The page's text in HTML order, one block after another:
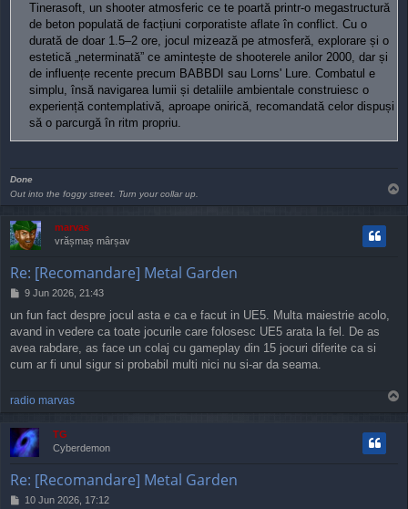
Tinerasoft, un shooter atmosferic ce te poartă printr-o megastructură
de beton populată de facțiuni corporatiste aflate în conflict. Cu o
durată de doar 1.5–2 ore, jocul mizează pe atmosferă, explorare și o
estetică „neterminată” ce amintește de shooterele anilor 2000, dar și
de influențe recente precum BABBDI sau Lorns' Lure. Combatul e
simplu, însă navigarea lumii și detaliile ambientale construiesc o
experiență contemplativă, aproape onirică, recomandată celor dispuși
să o parcurgă în ritm propriu.
Done
Out into the foggy street. Turn your collar up.
o
marvas
vrășmaș mârșav
Re: [Recomandare] Metal Garden
P
s
t
9 Jun 2026, 21:43
un fun fact despre jocul asta e ca e facut in UE5. Multa maiestrie acolo,
avand in vedere ca toate jocurile care folosesc UE5 arata la fel. De as
avea rabdare, as face un colaj cu gameplay din 15 jocuri diferite ca si
cum ar fi unul sigur si probabil multi nici nu si-ar da seama.
radio marvas
TG
Cyberdemon
Re: [Recomandare] Metal Garden
P10 Jun 2026, 17:12